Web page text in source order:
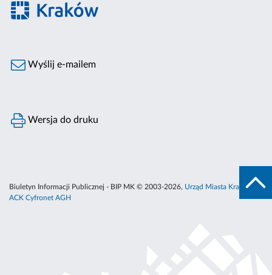
Wyślij e-mailem
Wersja do druku
Biuletyn Informacji Publicznej - BIP MK © 2003-2026, Urząd Miasta Krakowa
ACK Cyfronet AGH